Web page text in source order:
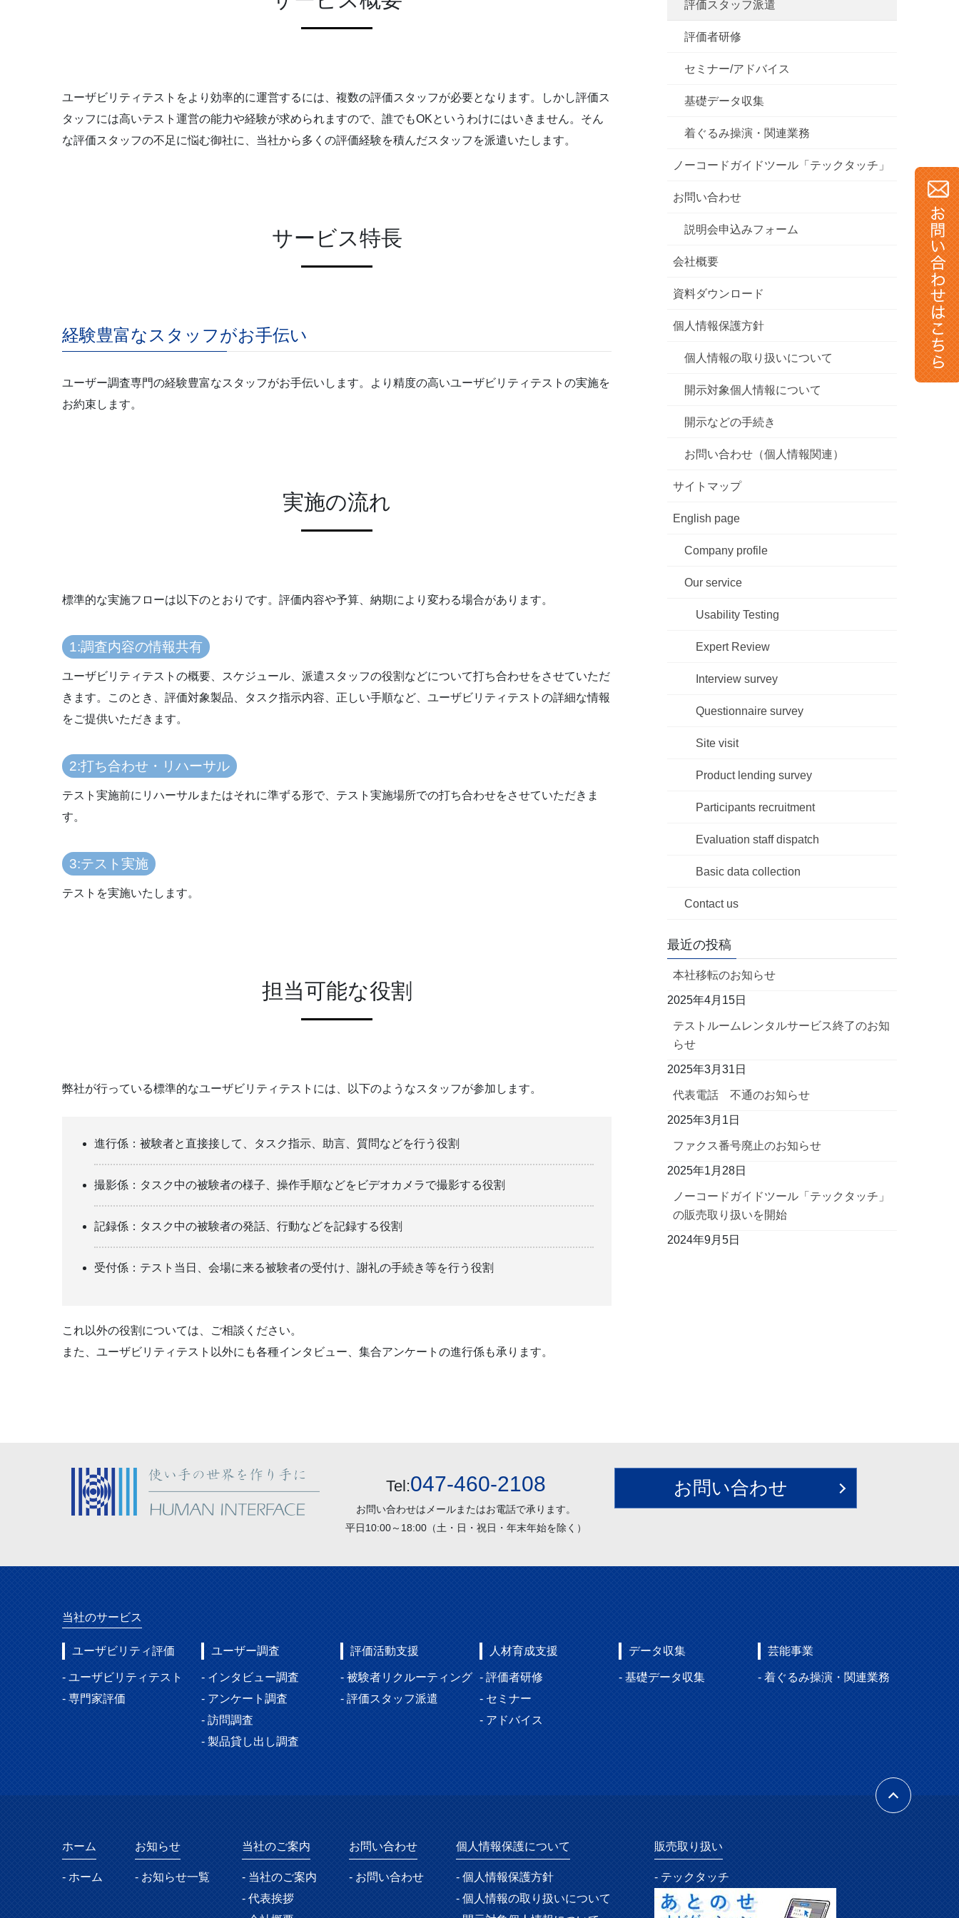
ユーザビリティテストをより効率的に運営するには、複数の評価スタッフが必要となります。しかし評価ス
タッフには高いテスト運営の能力や経験が求められますので、誰でもOKというわけにはいきません。そん
な評価スタッフの不足に悩む御社に、当社から多くの評価経験を積んだスタッフを派遣いたします。
サービス特長
経験豊富なスタッフがお手伝い
ユーザー調査専門の経験豊富なスタッフがお手伝いします。より精度の高いユーザビリティテストの実施を
お約束します。
実施の流れ
標準的な実施フローは以下のとおりです。評価内容や予算、納期により変わる場合があります。
1:調査内容の情報共有
ユーザビリティテストの概要、スケジュール、派遣スタッフの役割などについて打ち合わせをさせていただ
きます。このとき、評価対象製品、タスク指示内容、正しい手順など、ユーザビリティテストの詳細な情報
をご提供いただきます。
2:打ち合わせ・リハーサル
テスト実施前にリハーサルまたはそれに準ずる形で、テスト実施場所での打ち合わせをさせていただきま
す。
3:テスト実施
テストを実施いたします。
担当可能な役割
弊社が行っている標準的なユーザビリティテストには、以下のようなスタッフが参加します。
進行係：被験者と直接接して、タスク指示、助言、質問などを行う役割
撮影係：タスク中の被験者の様子、操作手順などをビデオカメラで撮影する役割
記録係：タスク中の被験者の発話、行動などを記録する役割
受付係：テスト当日、会場に来る被験者の受付け、謝礼の手続き等を行う役割
これ以外の役割については、ご相談ください。
また、ユーザビリティテスト以外にも各種インタビュー、集合アンケートの進行係も承ります。
評価スタッフ派遣
評価者研修
セミナー/アドバイス
基礎データ収集
着ぐるみ操演・関連業務
ノーコードガイドツール「テックタッチ」
お問い合わせ
説明会申込みフォーム
会社概要
資料ダウンロード
個人情報保護方針
個人情報の取り扱いについて
開示対象個人情報について
開示などの手続き
お問い合わせ（個人情報関連）
サイトマップ
English page
Company profile
Our service
Usability Testing
Expert Review
Interview survey
Questionnaire survey
Site visit
Product lending survey
Participants recruitment
Evaluation staff dispatch
Basic data collection
Contact us
最近の投稿
本社移転のお知らせ
2025年4月15日
テストルームレンタルサービス終了のお知
らせ
2025年3月31日
代表電話 不通のお知らせ
2025年3月1日
ファクス番号廃止のお知らせ
2025年1月28日
ノーコードガイドツール「テックタッチ」
の販売取り扱いを開始
2024年9月5日
Tel:047-460-2108
お問い合わせはメールまたはお電話で承ります。
平日10:00～18:00（土・日・祝日・年末年始を除く）
お問い合わせ
当社のサービス
ユーザビリティ評価
- ユーザビリティテスト
- 専門家評価
ユーザー調査
- インタビュー調査
- アンケート調査
- 訪問調査
- 製品貸し出し調査
評価活動支援
- 被験者リクルーティング
- 評価スタッフ派遣
人材育成支援
- 評価者研修
- セミナー
- アドバイス
データ収集
- 基礎データ収集
芸能事業
- 着ぐるみ操演・関連業務
ホーム
- ホーム
お知らせ
- お知らせ一覧
当社のご案内
- 当社のご案内
- 代表挨拶
お問い合わせ
- お問い合わせ
個人情報保護について
- 個人情報保護方針
- 個人情報の取り扱いについて
販売取り扱い
- テックタッチ